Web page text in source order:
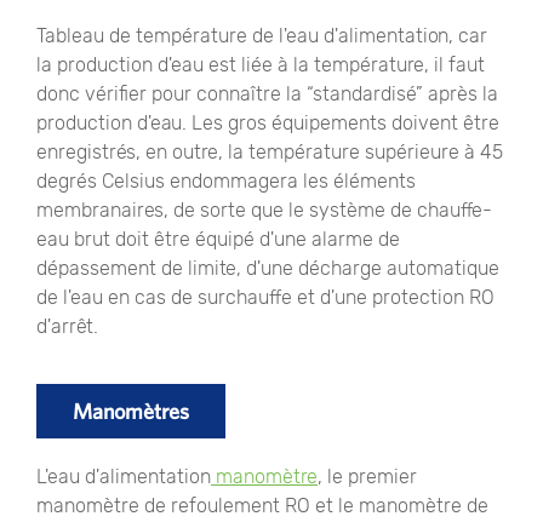
Tableau de température de l'eau d'alimentation, car
la production d'eau est liée à la température, il faut
donc vérifier pour connaître la “standardisé” après la
production d'eau. Les gros équipements doivent être
enregistrés, en outre, la température supérieure à 45
degrés Celsius endommagera les éléments
membranaires, de sorte que le système de chauffe-
eau brut doit être équipé d'une alarme de
dépassement de limite, d'une décharge automatique
de l'eau en cas de surchauffe et d'une protection RO
d'arrêt.
Manomètres
L'eau d'alimentation manomètre, le premier
manomètre de refoulement RO et le manomètre de